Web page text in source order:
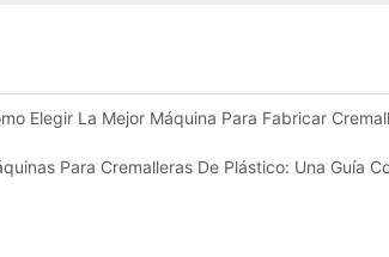
De Cremallera
Elegir La Mejor Máquina Para Fabricar
Deslizantes
Para Cremalleras De Plástico: Una Guía